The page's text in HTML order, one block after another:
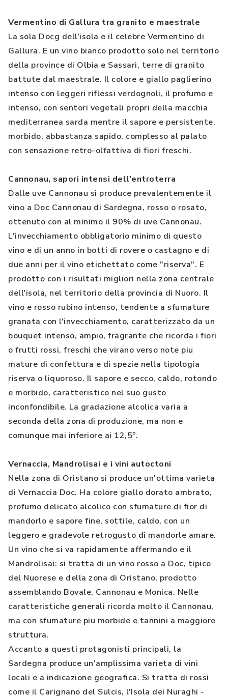
Vermentino di Gallura tra granito e maestrale
La sola Docg dell'isola e il celebre Vermentino di
Gallura. E un vino bianco prodotto solo nel territorio
della province di Olbia e Sassari, terre di granito
battute dal maestrale. Il colore e giallo paglierino
intenso con leggeri riflessi verdognoli, il profumo e
intenso, con sentori vegetali propri della macchia
mediterranea sarda mentre il sapore e persistente,
morbido, abbastanza sapido, complesso al palato
con sensazione retro-olfattiva di fiori freschi.
Cannonau, sapori intensi dell'entroterra
Dalle uve Cannonau si produce prevalentemente il
vino a Doc Cannonau di Sardegna, rosso o rosato,
ottenuto con al minimo il 90% di uve Cannonau.
L'invecchiamento obbligatorio minimo di questo
vino e di un anno in botti di rovere o castagno e di
due anni per il vino etichettato come "riserva". E
prodotto con i risultati migliori nella zona centrale
dell'isola, nel territorio della provincia di Nuoro. Il
vino e rosso rubino intenso, tendente a sfumature
granata con l'invecchiamento, caratterizzato da un
bouquet intenso, ampio, fragrante che ricorda i fiori
o frutti rossi, freschi che virano verso note piu
mature di confettura e di spezie nella tipologia
riserva o liquoroso. Il sapore e secco, caldo, rotondo
e morbido, caratteristico nel suo gusto
inconfondibile. La gradazione alcolica varia a
seconda della zona di produzione, ma non e
comunque mai inferiore ai 12,5°.
Vernaccia, Mandrolisai e i vini autoctoni
Nella zona di Oristano si produce un'ottima varieta
di Vernaccia Doc. Ha colore giallo dorato ambrato,
profumo delicato alcolico con sfumature di fior di
mandorlo e sapore fine, sottile, caldo, con un
leggero e gradevole retrogusto di mandorle amare.
Un vino che si va rapidamente affermando e il
Mandrolisai: si tratta di un vino rosso a Doc, tipico
del Nuorese e della zona di Oristano, prodotto
assemblando Bovale, Cannonau e Monica. Nelle
caratteristiche generali ricorda molto il Cannonau,
ma con sfumature piu morbide e tannini a maggiore
struttura.
Accanto a questi protagonisti principali, la
Sardegna produce un'amplissima varieta di vini
locali e a indicazione geografica. Si tratta di rossi
come il Carignano del Sulcis, l'Isola dei Nuraghi -